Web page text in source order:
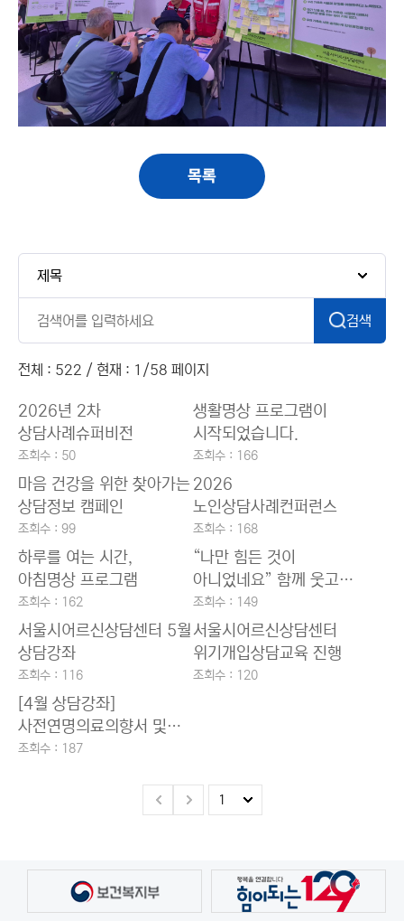
목록
검색
전체 : 522 / 현재 : 1/58 페이지
2026년 2차
상담사례슈퍼비전
조회수 : 50
생활명상 프로그램이
시작되었습니다.
조회수 : 166
마음 건강을 위한 찾아가는
상담정보 캠페인
조회수 : 99
2026
노인상담사례컨퍼런스
조회수 : 168
하루를 여는 시간,
아침명상 프로그램
조회수 : 162
“나만 힘든 것이
아니었네요” 함께 웃고
공감한 시간.「화해하기」
집단상담 프로그램 이야기
조회수 : 149
서울시어르신상담센터 5월
상담강좌
조회수 : 116
서울시어르신상담센터
위기개입상담교육 진행
조회수 : 120
[4월 상담강좌]
사전연명의료의향서 및
웰다잉
조회수 : 187